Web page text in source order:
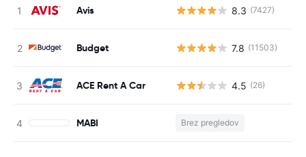
Avis 8.3 (7427)
Budget 7.8 (11503)
ACE Rent A Car 4.5 (26)
MABI Brez pregledov